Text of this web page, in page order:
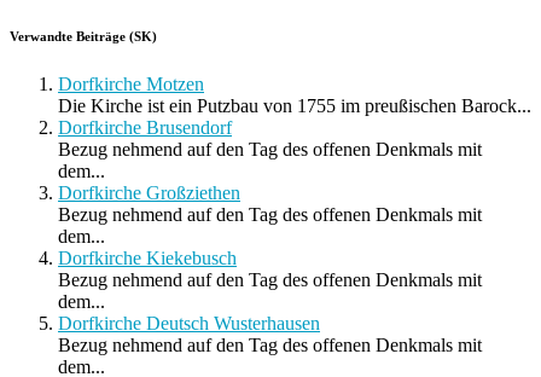
Verwandte Beiträge (SK)
Dorfkirche Motzen
Die Kirche ist ein Putzbau von 1755 im preußischen Barock...
Dorfkirche Brusendorf
Bezug nehmend auf den Tag des offenen Denkmals mit
dem...
Dorfkirche Großziethen
Bezug nehmend auf den Tag des offenen Denkmals mit
dem...
Dorfkirche Kiekebusch
Bezug nehmend auf den Tag des offenen Denkmals mit
dem...
Dorfkirche Deutsch Wusterhausen
Bezug nehmend auf den Tag des offenen Denkmals mit
dem...